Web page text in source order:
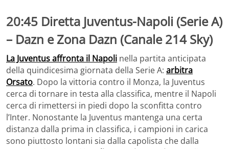
20:45 Diretta Juventus-Napoli (Serie A)
– Dazn e Zona Dazn (Canale 214 Sky)
La Juventus affronta il Napoli nella partita anticipata
della quindicesima giornata della Serie A: arbitra
Orsato. Dopo la vittoria contro il Monza, la Juventus
cerca di tornare in testa alla classifica, mentre il Napoli
cerca di rimettersi in piedi dopo la sconfitta contro
l’Inter. Nonostante la Juventus mantenga una certa
distanza dalla prima in classifica, i campioni in carica
sono piuttosto lontani sia dalla capolista che dalla